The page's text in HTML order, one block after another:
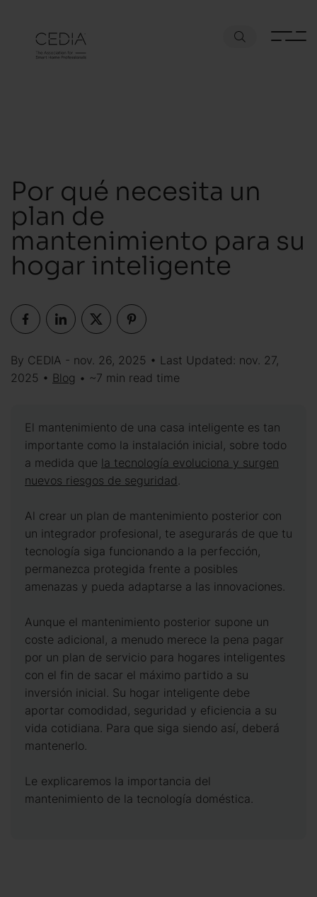
Por qué necesita un
plan de
mantenimiento para su
hogar inteligente
By CEDIA - nov. 26, 2025 • Last Updated: nov. 27,
2025 • Blog • ~7 min read time
El mantenimiento de una casa inteligente es tan
importante como la instalación inicial, sobre todo
a medida que la tecnología evoluciona y surgen
nuevos riesgos de seguridad.
Al crear un plan de mantenimiento posterior con
un integrador profesional, te asegurarás de que tu
tecnología siga funcionando a la perfección,
permanezca protegida frente a posibles
amenazas y pueda adaptarse a las innovaciones.
Aunque el mantenimiento posterior supone un
coste adicional, a menudo merece la pena pagar
por un plan de servicio para hogares inteligentes
con el fin de sacar el máximo partido a su
inversión inicial. Su hogar inteligente debe
aportar comodidad, seguridad y eficiencia a su
vida cotidiana. Para que siga siendo así, deberá
mantenerlo.
Le explicaremos la importancia del
mantenimiento de la tecnología doméstica.